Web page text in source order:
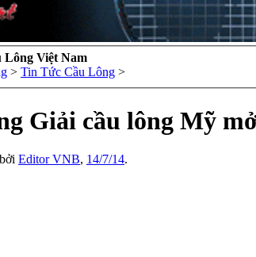
Việt Nam
> Tin Tức Cầu Lông >
Giải cầu lông Mỹ
Editor VNB, 14/7/14.